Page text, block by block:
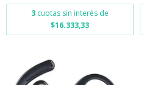
3 cuotas sin interés de
$16.333,33